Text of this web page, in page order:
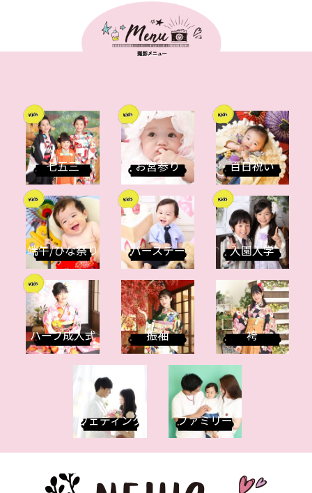
七五三 お宮参り 百日祝い
端午/ひな祭り バースデー 入園入学
ハーフ成人式 振袖 袴
ウェディング ファミリー